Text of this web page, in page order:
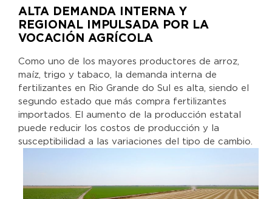
ALTA DEMANDA INTERNA Y
REGIONAL IMPULSADA POR LA
VOCACIÓN AGRÍCOLA
Como uno de los mayores productores de arroz,
maíz, trigo y tabaco, la demanda interna de
fertilizantes en Rio Grande do Sul es alta, siendo el
segundo estado que más compra fertilizantes
importados. El aumento de la producción estatal
puede reducir los costos de producción y la
susceptibilidad a las variaciones del tipo de cambio.